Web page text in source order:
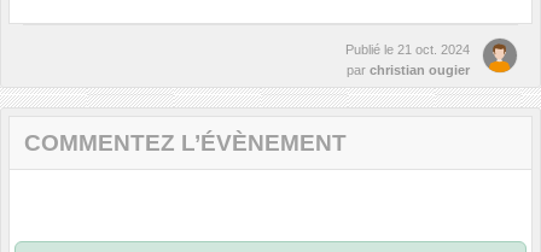
Publié le 21 oct. 2024
par christian ougier
COMMENTEZ L’ÉVÈNEMENT